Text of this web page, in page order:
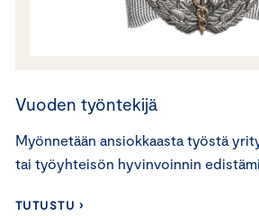
Vuoden työntekijä
Myönnetään ansiokkaasta työstä
tai työyhteisön hyvinvoinnin
TUTUSTU ›